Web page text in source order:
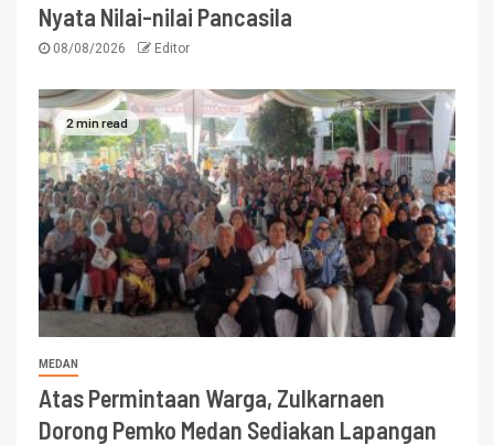
Nyata Nilai-nilai Pancasila
08/08/2026 Editor
2 min read
MEDAN
Atas Permintaan Warga, Zulkarnaen
Dorong Pemko Medan Sediakan Lapangan